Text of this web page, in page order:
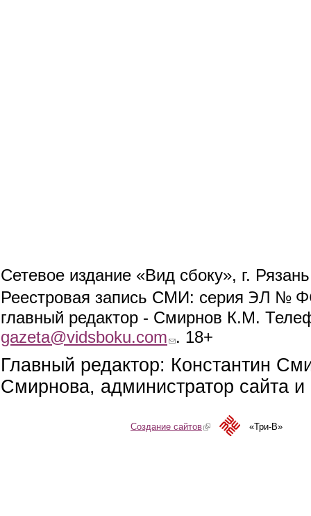
Сетевое издание «Вид сбоку», г.
Реестровая запись СМИ: серия ЭЛ №
главный редактор - Смирнов К.М.
gazeta@vidsboku.com (link sends e-mail)
. 18+
Главный редактор: Константин
Смирнова, администратор сайта
Создание сайтов(link is external)«Три-В»